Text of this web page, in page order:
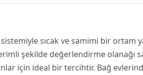
sıcak ve samimi bir ortam
şekilde değerlendirme olanağı
için ideal bir tercihtir. Bağ